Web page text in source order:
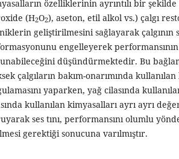
özelliklerinin ayrıntılı bir
(H2O2), aseton, etil alkol vs.) çalgı
geliştirilmesini sağlayarak çalgının
engelleyerek
düşündürmektedir. Bu
çalgıların bakım-onarımında
yaparken, yağ cilasında
kullanılan kimyasalları ayrı ayrı
ses tını, performansını olumlu
gerektiği sonucuna varılmıştır.